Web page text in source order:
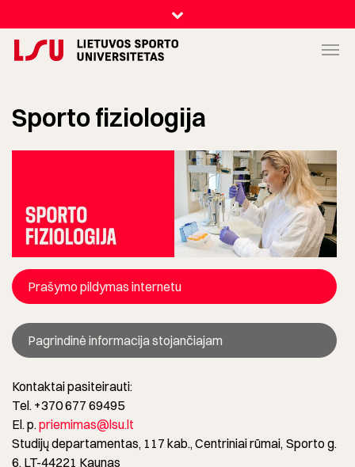
Sporto fiziologija
Prašymo pildymas internetu
Pagrindinė informacija stojančiajam
Kontaktai pasiteirauti:
Tel. +370 677 69495
El. p. priemimas@lsu.lt
Studijų departamentas, 117 kab., Centriniai rūmai, Sporto g.
6, LT-44221 Kaunas